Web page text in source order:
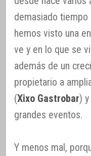
demasiado tiempo
hemos visto una
ve y en lo que se
además de un
propietario a
(Xixo Gastrobar)
grandes eventos.
Y menos mal,